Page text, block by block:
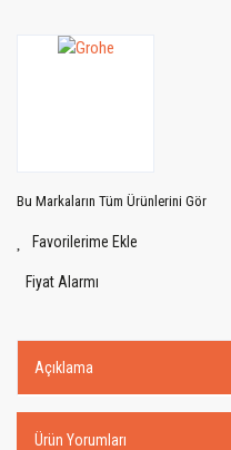
Bu Markaların Tüm Ürünlerini Gör
Fiyat Alarmı
Açıklama
Ürün Yorumları